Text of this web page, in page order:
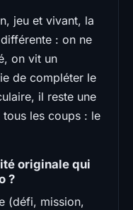
jeu et vivant, la
: on ne
on vit un
de compléter le
il reste une
les coups : le
originale qui
?
(défi, mission,